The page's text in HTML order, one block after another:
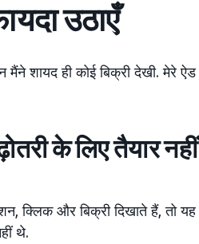
उठाएँ
शायद ही कोई बिक्री देखी. मेरे ऐड
के लिए तैयार नहीं
क्लिक और बिक्री दिखाते हैं, तो यह
थे.